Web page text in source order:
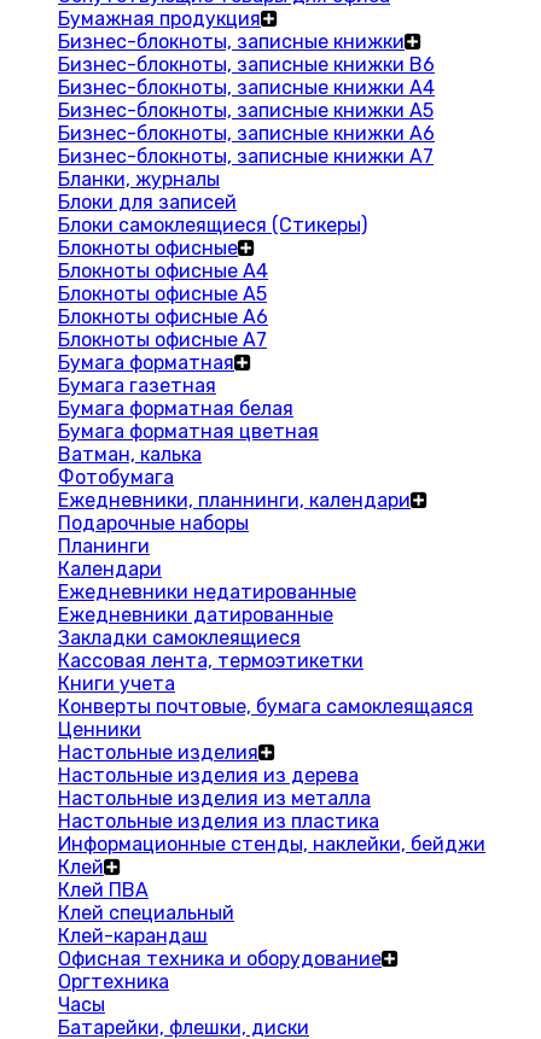
Бумажная продукция
Бизнес-блокноты, записные книжки
Бизнес-блокноты, записные книжки В6
Бизнес-блокноты, записные книжки A4
Бизнес-блокноты, записные книжки А5
Бизнес-блокноты, записные книжки А6
Бизнес-блокноты, записные книжки А7
Бланки, журналы
Блоки для записей
Блоки самоклеящиеся (Стикеры)
Блокноты офисные
Блокноты офисные A4
Блокноты офисные A5
Блокноты офисные A6
Блокноты офисные A7
Бумага форматная
Бумага газетная
Бумага форматная белая
Бумага форматная цветная
Ватман, калька
Фотобумага
Ежедневники, планнинги, календари
Подарочные наборы
Планинги
Календари
Ежедневники недатированные
Ежедневники датированные
Закладки самоклеящиеся
Кассовая лента, термоэтикетки
Книги учета
Конверты почтовые, бумага самоклеящаяся
Ценники
Настольные изделия
Настольные изделия из дерева
Настольные изделия из металла
Настольные изделия из пластика
Информационные стенды, наклейки, бейджи
Клей
Клей ПВА
Клей специальный
Клей-карандаш
Офисная техника и оборудование
Оргтехника
Часы
Батарейки, флешки, диски